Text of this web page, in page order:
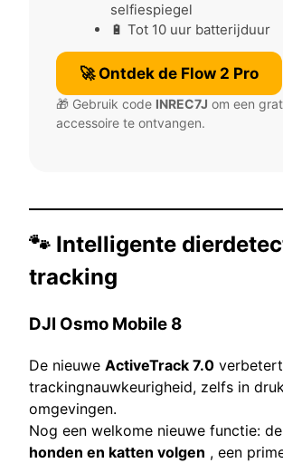
selfiespiegel
🔋 Tot 10 uur batterijduur
🚀 Ontdek de Flow 2 Pro
🎁 Gebruik code INREC7J om een
accessoire te ontvangen.
🐾 Intelligente
tracking
DJI Osmo Mobile 8
De nieuwe ActiveTrack 7.0
trackingnauwkeurigheid, zelfs in
omgevingen.
Nog een welkome nieuwe functie:
honden en katten volgen , een